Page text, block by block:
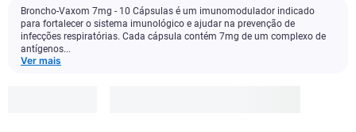
Broncho-Vaxom 7mg - 10 Cápsulas é um imunomodulador indicado
para fortalecer o sistema imunológico e ajudar na prevenção de
infecções respiratórias. Cada cápsula contém 7mg de um complexo de
antígenos...
Ver mais